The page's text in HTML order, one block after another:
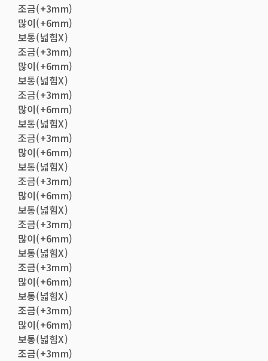
조금(+3mm)
많이(+6mm)
보통(넓힘X)
조금(+3mm)
많이(+6mm)
보통(넓힘X)
조금(+3mm)
많이(+6mm)
보통(넓힘X)
조금(+3mm)
많이(+6mm)
보통(넓힘X)
조금(+3mm)
많이(+6mm)
보통(넓힘X)
조금(+3mm)
많이(+6mm)
보통(넓힘X)
조금(+3mm)
많이(+6mm)
보통(넓힘X)
조금(+3mm)
많이(+6mm)
보통(넓힘X)
조금(+3mm)